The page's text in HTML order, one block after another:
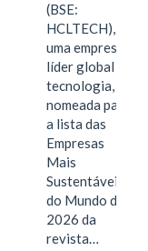
(BSE:
HCLTECH),
uma empresa
líder global em
tecnologia, foi
nomeada para
a lista das
Empresas
Mais
Sustentáveis
do Mundo de
2026 da
revista…